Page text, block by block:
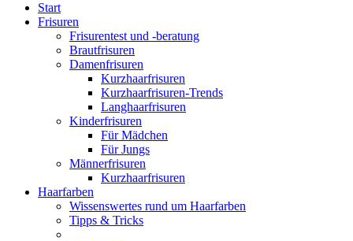
Start
Frisuren
Frisurentest und -beratung
Brautfrisuren
Damenfrisuren
Kurzhaarfrisuren
Kurzhaarfrisuren-Trends
Langhaarfrisuren
Kinderfrisuren
Für Mädchen
Für Jungs
Männerfrisuren
Kurzhaarfrisuren
Haarfarben
Wissenswertes rund um Haarfarben
Tipps & Tricks